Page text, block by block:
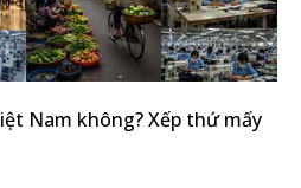
Nam không? Xếp thứ mấy